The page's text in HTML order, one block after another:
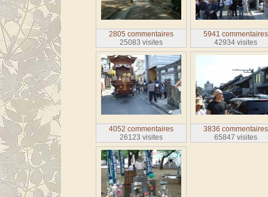
2805 commentaires
25083 visites
5941 commentaires
42934 visites
4052 commentaires
26123 visites
3836 commentaires
65847 visites